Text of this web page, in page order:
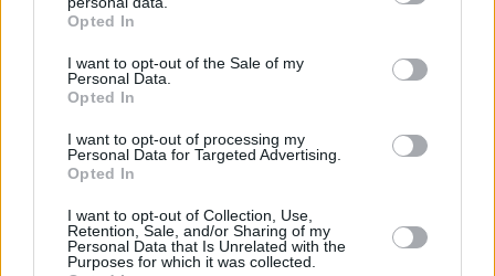
grant or deny consent to Google and its third-party tags to
use your data for below specified purposes in below Google
consent section.
Opted In
I want to opt-out of the Sale of my
Personal Data.
Opted In
I want to opt-out of processing my
Personal Data for Targeted Advertising.
Opted In
I want to opt-out of Collection, Use,
Retention, Sale, and/or Sharing of my
Personal Data that Is Unrelated with the
Purposes for which it was collected.
Φωτογραφίες: Η Κιμ Καρντάσιαν ποζάρει σαν μια άλλη
Ούμα Θέρμαν στο «Kill Bill»
18.04.2023, 08:16